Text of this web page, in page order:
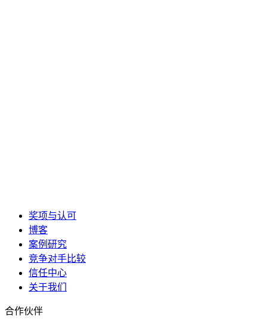
奖项与认可
博客
案例研究
竞争对手比较
信任中心
关于我们
合作伙伴